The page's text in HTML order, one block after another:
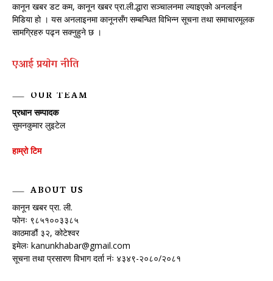
कानून खबर डट कम, कानून खबर प्रा.ली.द्धारा सञ्चालनमा ल्याइएको अनलाईन
मिडिया हो । यस अनलाइनमा कानूनसँग सम्बन्धित विभिन्न सूचना तथा समाचारमूलक
सामग्रिहरु पढ्न सक्नुहुने छ ।
एआई प्रयाेग नीति
OUR TEAM
प्रधान सम्पादक
सुमनकुमार लुइटेल
हाम्रो टिम
ABOUT US
कानून खबर प्रा. ली.
फोनः ९८५१००३३८५
काठमाडौं ३२, कोटेश्वर
इमेलः kanunkhabar@gmail.com
सूचना तथा प्रसारण विभाग दर्ता नंः ४३४९-२०८०/२०८१